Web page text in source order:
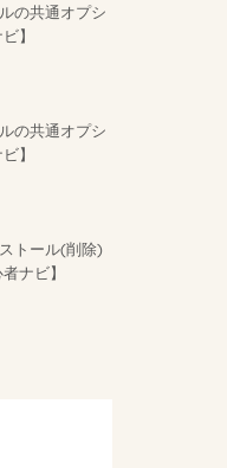
の共通オプシ
】
の共通オプシ
】
トール(削除)
ナビ】